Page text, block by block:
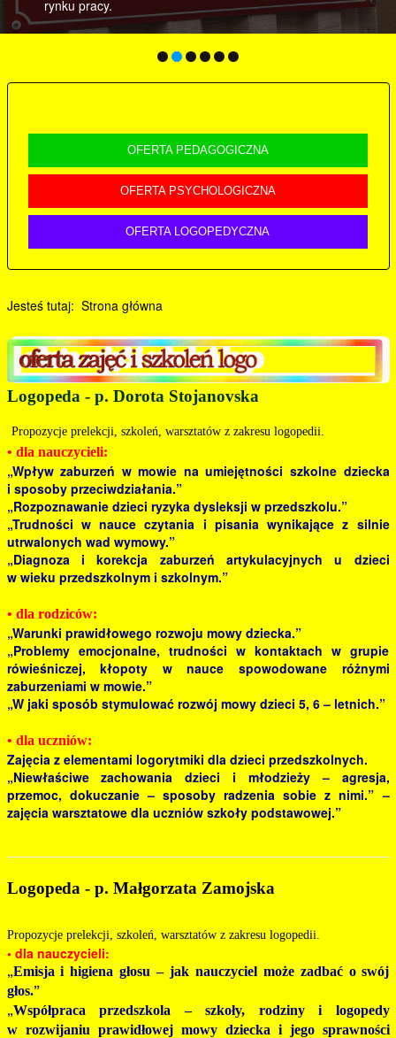
Ośrodek Rozwoju Edukacji.
OFERTA PEDAGOGICZNA
OFERTA PSYCHOLOGICZNA
OFERTA LOGOPEDYCZNA
Jesteś tutaj: Strona główna
Logopeda - p. Dorota Stojanovska
Propozycje prelekcji, szkoleń, warsztatów z zakresu logopedii.
• dla nauczycieli:
„Wpływ zaburzeń w mowie na umiejętności szkolne dziecka
i sposoby przeciwdziałania.”
„Rozpoznawanie dzieci ryzyka dysleksji w przedszkolu.”
„Trudności w nauce czytania i pisania wynikające z silnie
utrwalonych wad wymowy.”
„Diagnoza i korekcja zaburzeń artykulacyjnych u dzieci
w wieku przedszkolnym i szkolnym.”
• dla rodziców:
„Warunki prawidłowego rozwoju mowy dziecka.”
„Problemy emocjonalne, trudności w kontaktach w grupie
rówieśniczej, kłopoty w nauce spowodowane różnymi
zaburzeniami w mowie.”
„W jaki sposób stymulować rozwój mowy dzieci 5, 6 – letnich.”
• dla uczniów:
Zajęcia z elementami logorytmiki dla dzieci przedszkolnych.
„Niewłaściwe zachowania dzieci i młodzieży – agresja,
przemoc, dokuczanie – sposoby radzenia sobie z nimi.” –
zajęcia warsztatowe dla uczniów szkoły podstawowej.”
Logopeda - p. Małgorzata Zamojska
Propozycje prelekcji, szkoleń, warsztatów z zakresu logopedii.
• dla nauczycieli:
„Emisja i higiena głosu – jak nauczyciel może zadbać o swój
głos.”
„Współpraca przedszkola – szkoły, rodziny i logopedy
w rozwijaniu prawidłowej mowy dziecka i jego sprawności